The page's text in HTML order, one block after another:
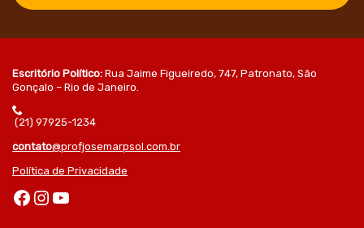
Escritório Político: Rua Jaime Figueiredo, 747, Patronato, São
Gonçalo – Rio de Janeiro.
(21) 97925-1234
contato@profjosemarpsol.com.br
Política de Privacidade
Facebook Instagram Youtube